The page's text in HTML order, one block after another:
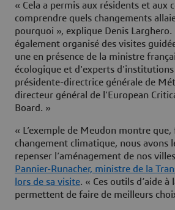
« Cela a permis aux résidents et aux
comprendre quels changements
pourquoi », explique Denis Larghero.
également organisé des visites
une en présence de la ministre
écologique et d'experts d'institutions
présidente-directrice générale de
directeur général de l'European
Board. »
« L’exemple de Meudon montre que,
changement climatique, nous avons
repenser l’aménagement de nos
Pannier-Runacher, ministre de a
lors de sa visite. « Ces outils d’aide à
permettent de faire de meilleurs